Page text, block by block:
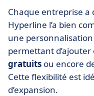
Chaque entreprise a
Hyperline l’a bien
une
permettant d’ajouter
gratuits ou encore
Cette flexibilité est
d’expansion.